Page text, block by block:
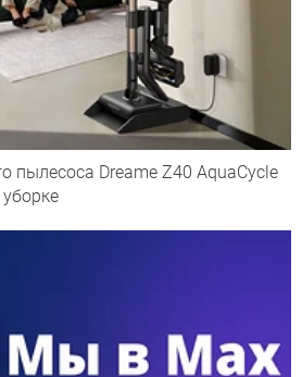
пылесоса Dreame Z40 AquaCycle